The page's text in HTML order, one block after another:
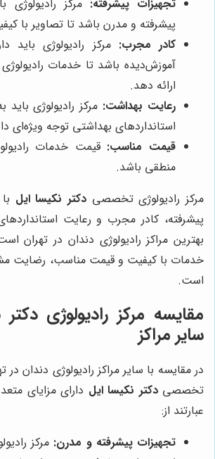
تجهیزات پیشرفته: مرکز رادیولوژی
پیشرفته و مدرن باشد تا تصاویر با
کادر مجرب: مرکز رادیولوژی باید
آموزش‌دیده باشد تا خدمات
ارائه دهد.
رعایت بهداشت: مرکز رادیولوژی
استانداردهای بهداشتی توجه ویژه‌ای
قیمت مناسب: قیمت خدمات
منطقی باشد.
مرکز رادیولوژی تخصصی دکتر نکیسا ایل
پیشرفته، کادر مجرب و رعایت
بهترین مراکز رادیولوژی دندان در تهران
خدمات با کیفیت و قیمت مناسب، رضایت
است.
مقایسه مرکز رادیولوژی
سایر مراکز
در مقایسه با سایر مراکز رادیولوژی دندان در
تخصصیدکتر نکیسا ایل دارای مزایای
عبارتند از:
تجهیزات پیشرفته و مدرن: مرکز